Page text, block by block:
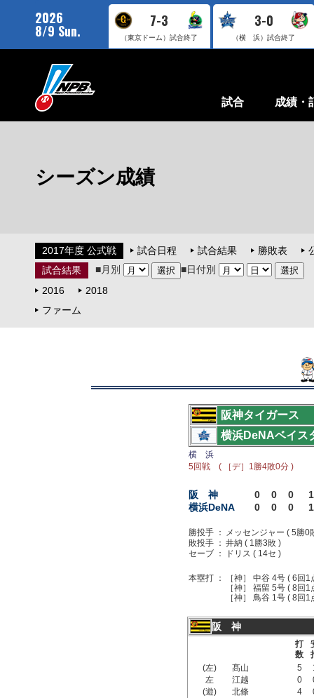
2026
8/9 Sun.
7-3
（東京ドーム）試合終了
3-0
（横 浜）試合終了
試合 成績・
シーズン成績
2017年度 公式戦 試合日程 試合結果 勝敗表
試合結果
■月別
■日付別
2016
2018
ファーム
阪神タイガース
横浜DeNAベイス
横 浜
5回戦 ( ［デ］1勝4敗0分 )
阪 神 0 0 0
1
横浜DeNA
0 0 0 1
勝投手 ：
メッセンジャー ( 5勝0
敗投手 ： 井納 ( 1勝3敗 )
セーブ ：
ドリス ( 14セ )
本塁打 ：
［神］ 中谷 4号 ( 6回1
［神］ 福留 5号 ( 8回1
［神］ 鳥谷 1号 ( 8回1
阪 神
打
数
(左)
髙山 5
左
江越 0
(遊)
北條 4